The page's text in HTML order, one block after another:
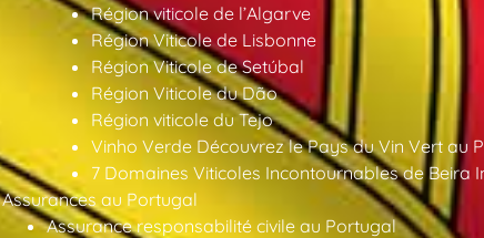
Région viticole de l’Algarve
Région Viticole de Lisbonne
Région Viticole de Setúbal
Région Viticole du Dão
Région viticole du Tejo
Vinho Verde Découvrez le Pays du Vin Vert au
7 Domaines Viticoles Incontournables de Beira
Assurances au Portugal
Assurance responsabilité civile au Portugal